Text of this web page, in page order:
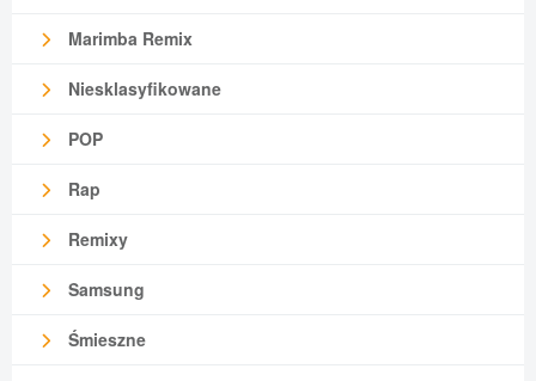
Marimba Remix
Niesklasyfikowane
POP
Rap
Remixy
Samsung
Śmieszne